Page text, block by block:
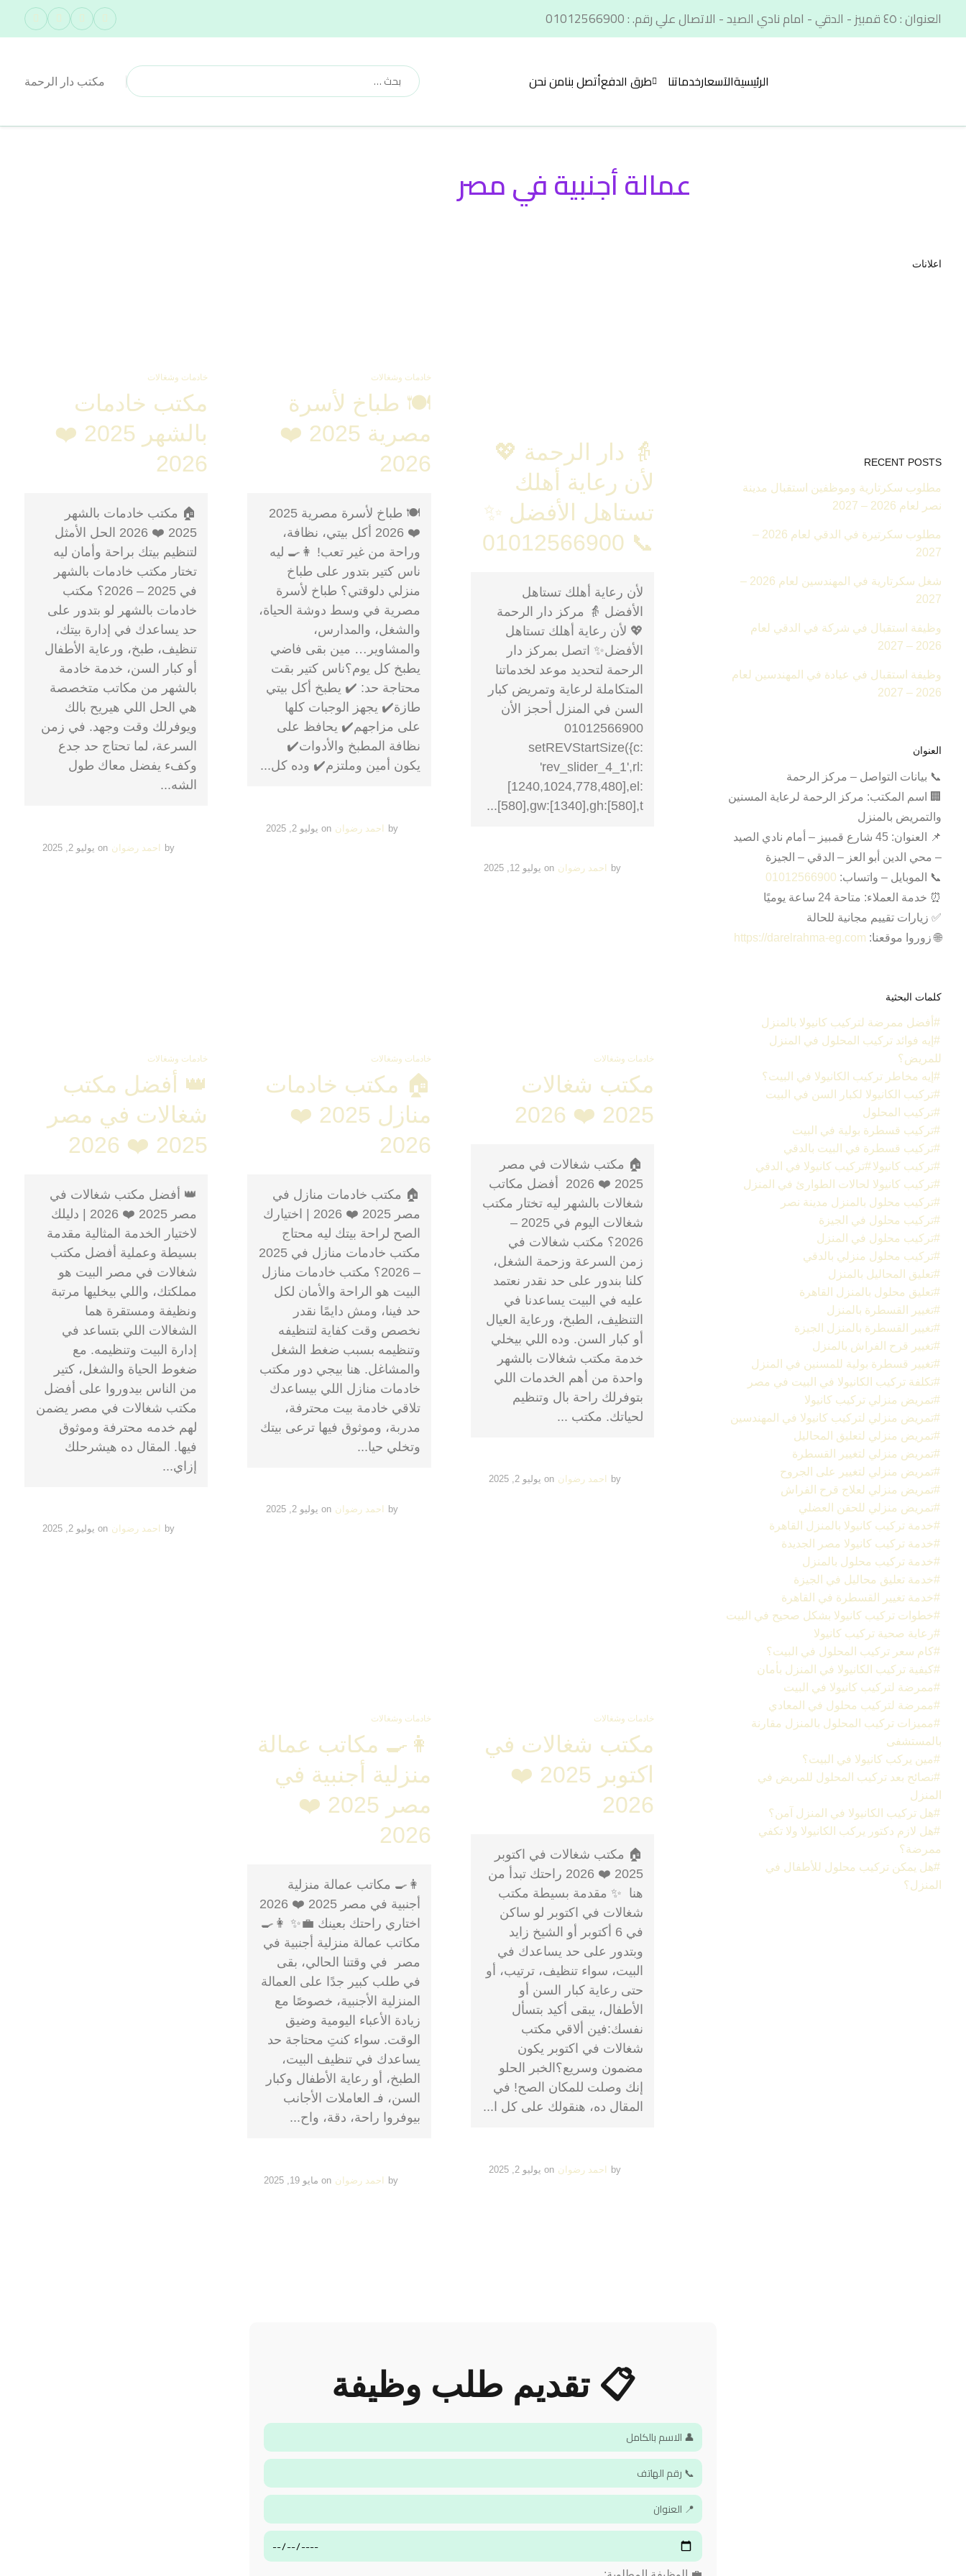
العنوان : ٤٥ قمبيز - الدقي - امام نادي الصيد - الاتصال علي رقم. : 01012566900
الرئيسيةالآسعارخدماتنا طرق الدفعأتصل بنامن نحن مكتب دار الرحمة
عمالة أجنبية في مصر
👵 دار الرحمة 💖
لأن رعاية أهلك
تستاهل الأفضل ✨
📞 01012566900
لأن رعاية أهلك تستاهل
الأفضل 👵 مركز دار الرحمة
💖 لأن رعاية أهلك تستاهل
الأفضل✨ اتصل بمركز دار
الرحمة لتحديد موعد لخدماتنا
المتكاملة لرعاية وتمريض كبار
السن في المنزل أحجز الأن
01012566900
setREVStartSize({c:
'rev_slider_4_1',rl:
[1240,1024,778,480],el:
[580],gw:[1340],gh:[580],t...
by احمد رضوان on يوليو 12, 2025
خادمات وشغالات
🍽️ طباخ لأسرة
مصرية 2025 ❤️
2026
🍽️ طباخ لأسرة مصرية 2025
❤️ 2026 أكل بيتي، نظافة،
وراحة من غير تعب! 👩‍🍳 ليه
ناس كتير بتدور على طباخ
منزلي دلوقتي؟ طباخ لأسرة
مصرية في وسط دوشة الحياة،
والشغل، والمدارس،
والمشاوير… مين بقى فاضي
يطبخ كل يوم؟ناس كتير بقت
محتاجة حد: ✔️ يطبخ أكل بيتي
طازة✔️ يجهز الوجبات كلها
على مزاجهم✔️ يحافظ على
نظافة المطبخ والأدوات✔️
يكون أمين وملتزم✔️ وده كل...
by احمد رضوان on يوليو 2, 2025
خادمات وشغالات
مكتب خادمات
بالشهر 2025 ❤️
2026
🏠 مكتب خادمات بالشهر
2025 ❤️ 2026 الحل الأمثل
لتنظيم بيتك براحة وأمان ليه
تختار مكتب خادمات بالشهر
في 2025 – 2026؟ مكتب
خادمات بالشهر لو بتدور على
حد يساعدك في إدارة بيتك،
تنظيف، طبخ، ورعاية الأطفال
أو كبار السن، خدمة خادمة
بالشهر من مكاتب متخصصة
هي الحل اللي هيريح بالك
ويوفرلك وقت وجهد. في زمن
السرعة، لما تحتاج حد جدع
وكفء يفضل معاك طول
الشه...
by احمد رضوان on يوليو 2, 2025
خادمات وشغالات
مكتب شغالات
2025 ❤️ 2026
🏠 مكتب شغالات في مصر
2025 ❤️ 2026 أفضل مكاتب
شغالات بالشهر ليه تختار مكتب
شغالات اليوم في 2025 –
2026؟ مكتب شغالات في
زمن السرعة وزحمة الشغل،
كلنا بندور على حد نقدر نعتمد
عليه في البيت يساعدنا في
التنظيف، الطبخ، ورعاية العيال
أو كبار السن. وده اللي بيخلي
خدمة مكتب شغالات بالشهر
واحدة من أهم الخدمات اللي
بتوفرلك راحة بال وتنظيم
لحياتك. مكتب ...
by احمد رضوان on يوليو 2, 2025
خادمات وشغالات
🏠 مكتب خادمات
منازل 2025 ❤️
2026
🏠 مكتب خادمات منازل في
مصر 2025 ❤️ 2026 | اختيارك
الصح لراحة بيتك ليه محتاج
مكتب خادمات منازل في 2025
– 2026؟ مكتب خادمات منازل
البيت هو الراحة والأمان لكل
حد فينا، ومش دايمًا نقدر
نخصص وقت كفاية لتنظيفه
وتنظيمه بسبب ضغط الشغل
والمشاغل. هنا بيجي دور مكتب
خادمات منازل اللي بيساعدك
تلاقي خادمة بيت محترفة،
مدربة، وموثوق فيها ترعى بيتك
وتخلي حيا...
by احمد رضوان on يوليو 2, 2025
خادمات وشغالات
👑 أفضل مكتب
شغالات في مصر
2025 ❤️ 2026
👑 أفضل مكتب شغالات في
مصر 2025 ❤️ 2026 | دليلك
لاختيار الخدمة المثالية مقدمة
بسيطة وعملية أفضل مكتب
شغالات في مصر البيت هو
مملكتك، واللي بيخليها مرتبة
ونظيفة ومستقرة هما
الشغالات اللي بتساعد في
إدارة البيت وتنظيمه. مع
ضغوط الحياة والشغل، كتير
من الناس بيدوروا على أفضل
مكتب شغالات في مصر يضمن
لهم خدمه محترفة وموثوق
فيها. المقال ده هيشرحلك
إزاي...
by احمد رضوان on يوليو 2, 2025
خادمات وشغالات
مكتب شغالات في
اكتوبر 2025 ❤️
2026
🏠 مكتب شغالات في اكتوبر
2025 ❤️ 2026 راحتك تبدأ من
هنا ✨ مقدمة بسيطة مكتب
شغالات في اكتوبر لو ساكن
في 6 أكتوبر أو الشيخ زايد
وبتدور على حد يساعدك في
البيت، سواء تنظيف، ترتيب، أو
حتى رعاية كبار السن أو
الأطفال، يبقى أكيد بتسأل
نفسك:فين ألاقي مكتب
شغالات في اكتوبر يكون
مضمون وسريع؟الخبر الحلو
إنك وصلت للمكان الصح! في
المقال ده، هنقولك على كل ا...
by احمد رضوان on يوليو 2, 2025
خادمات وشغالات
👩‍🍳 مكاتب عمالة
منزلية أجنبية في
مصر 2025 ❤️
2026
👩‍🍳 مكاتب عمالة منزلية
أجنبية في مصر 2025 ❤️ 2026
اختاري راحتك بعينك 💼✨ 👩‍🍳
مكاتب عمالة منزلية أجنبية في
مصر في وقتنا الحالي، بقى
في طلب كبير جدًا على العمالة
المنزلية الأجنبية، خصوصًا مع
زيادة الأعباء اليومية وضيق
الوقت. سواء كنتِ محتاجة حد
يساعدك في تنظيف البيت،
الطبخ، أو رعاية الأطفال وكبار
السن، فـ العاملات الأجانب
بيوفروا راحة، دقة، واح...
by احمد رضوان on مايو 19, 2025
اعلانات
RECENT POSTS
مطلوب سكرتارية وموظفين استقبال مدينة
نصر لعام 2026 – 2027
مطلوب سكرتيرة في الدقي لعام 2026 –
2027
شغل سكرتارية في المهندسين لعام 2026 –
2027
وظيفة استقبال في شركة في الدقي لعام
2026 – 2027
وظيفة استقبال في عيادة في المهندسين لعام
2026 – 2027
العنوان
📞 بيانات التواصل – مركز الرحمة
🏢 اسم المكتب: مركز الرحمة لرعاية المسنين
والتمريض بالمنزل
📌 العنوان: 45 شارع قمبيز – أمام نادي الصيد
– محي الدين أبو العز – الدقي – الجيزة
📞 الموبايل – واتساب: 01012566900
⏰ خدمة العملاء: متاحة 24 ساعة يوميًا
✅ زيارات تقييم مجانية للحالة
🌐 زوروا موقعنا: https://darelrahma-eg.com
كلمات البحثية
أفضل ممرضة لتركيب كانيولا بالمنزل
إيه فوائد تركيب المحلول في المنزل
للمريض؟
إيه مخاطر تركيب الكانيولا في البيت؟
تركيب الكانيولا لكبار السن في البيت
تركيب المحلول
تركيب قسطرة بولية في البيت
تركيب قسطرة في البيت بالدقي
تركيب كانيولا
تركيب كانيولا في الدقي
تركيب كانيولا لحالات الطوارئ في المنزل
تركيب محلول بالمنزل مدينة نصر
تركيب محلول في الجيزة
تركيب محلول في المنزل
تركيب محلول منزلي بالدقي
تعليق المحاليل بالمنزل
تعليق محلول بالمنزل القاهرة
تغيير القسطرة بالمنزل
تغيير القسطرة بالمنزل الجيزة
تغيير قرح الفراش بالمنزل
تغيير قسطرة بولية للمسنين في المنزل
تكلفة تركيب الكانيولا في البيت في مصر
تمريض منزلي تركيب كانيولا
تمريض منزلي لتركيب كانيولا في المهندسين
تمريض منزلي لتعليق المحاليل
تمريض منزلي لتغيير القسطرة
تمريض منزلي لتغيير على الجروح
تمريض منزلي لعلاج قرح الفراش
تمريض منزلي للحقن العضلي
خدمة تركيب كانيولا بالمنزل القاهرة
خدمة تركيب كانيولا مصر الجديدة
خدمة تركيب محلول بالمنزل
خدمة تعليق محاليل في الجيزة
خدمة تغيير القسطرة في القاهرة
خطوات تركيب كانيولا بشكل صحيح في البيت
رعاية صحية تركيب كانيولا
كام سعر تركيب المحلول في البيت؟
كيفية تركيب الكانيولا في المنزل بأمان
ممرضة لتركيب كانيولا في البيت
ممرضة لتركيب محلول في المعادي
مميزات تركيب المحلول بالمنزل مقارنة
بالمستشفى
مين يركب كانيولا في البيت؟
نصائح بعد تركيب المحلول للمريض في
المنزل
هل تركيب الكانيولا في المنزل آمن؟
هل لازم دكتور يركب الكانيولا ولا تكفي
ممرضة؟
هل يمكن تركيب محلول للأطفال في
المنزل؟
📋 تقديم طلب وظيفة